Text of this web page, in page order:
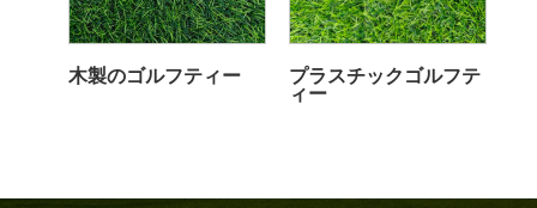
木製のゴルフティー
プラスチックゴルフテ
ィー